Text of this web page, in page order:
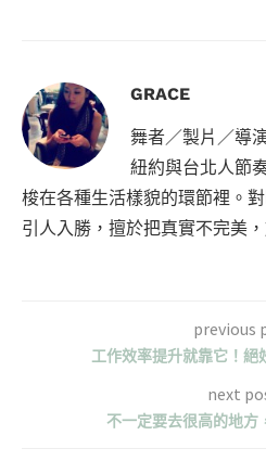
GRACE
舞者／製片／導
紐約與台北人節
梭在各種生活樣貌的環節裡。
引人入勝，擅於把真實不完美
previous
工作效率提升就靠它！絕
next
不一定要去很高的地方